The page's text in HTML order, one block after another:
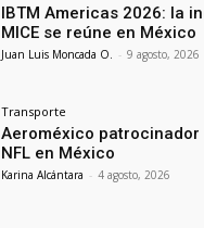
IBTM Americas 2026: la
MICE se reúne en México
Juan Luis Moncada O. - 9 agosto, 2026
Transporte
Aeroméxico patrocinador
NFL en México
Karina Alcántara - 4 agosto, 2026